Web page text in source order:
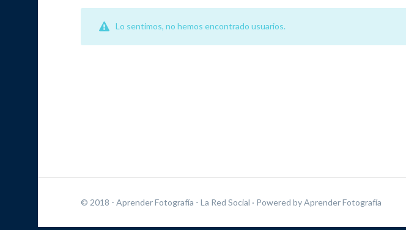
Lo sentimos, no hemos encontrado usuarios.
© 2018 - Aprender Fotografía - La Red Social · Powered byAprender Fotografía